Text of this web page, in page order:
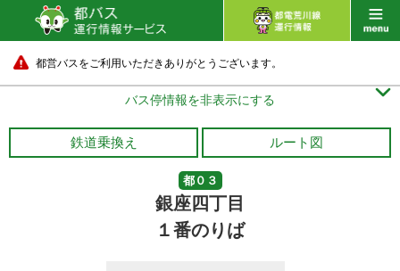
都営バスをご利用いただきありがとうございます。
バス停情報を非表示にする 
鉄道乗換え ルート図
都０３
銀座四丁目
１番のりば